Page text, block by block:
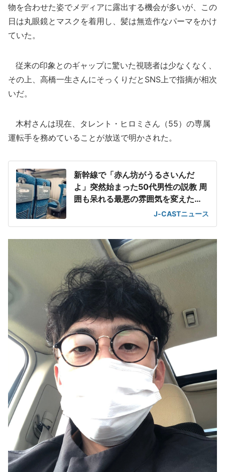
物を合わせた姿でメディアに露出する機会が多いが、この
日は丸眼鏡とマスクを着用し、髪は無造作なパーマをかけ
ていた。
従来の印象とのギャップに驚いた視聴者は少なくなく、
その上、高橋一生さんにそっくりだとSNS上で指摘が相次
いだ。
木村さんは現在、タレント・ヒロミさん（55）の専属
運転手を務めていることが放送で明かされた。
新幹線で「赤ん坊がうるさいんだ
よ」突然始まった50代男性の説教 周
囲も呆れる最悪の雰囲気を変えた
J-CASTニュース